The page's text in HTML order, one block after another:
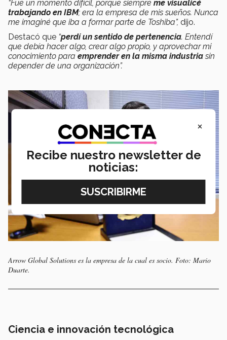
“Fue un momento difícil, porque siempre me visualicé
trabajando en IBM; era la empresa de mis sueños. Nunca
me imaginé que iba a formar parte de Toshiba”, dijo.
Destacó que “perdí un sentido de pertenencia. Entendí
que debía hacer algo, crear algo propio, y aprovechar mi
conocimiento para emprender en la misma industriasin
depender de una organización”.
Arrow Global Solutions es la empresa de la cual es socio. Foto: Mario
Duarte.
Ciencia e innovación tecnológica
×
Recibe nuestro newsletter de
noticias: